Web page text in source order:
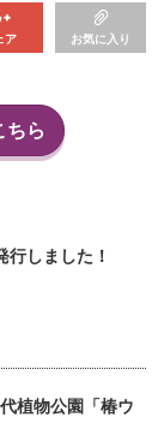
ア お気に入り
ちら
行しました！
植物公園「椿ウ